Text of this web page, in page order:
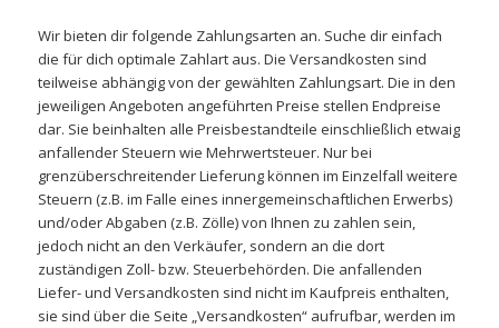
Wir bieten dir folgende Zahlungsarten an. Suche dir einfach
die für dich optimale Zahlart aus. Die Versandkosten sind
teilweise abhängig von der gewählten Zahlungsart. Die in den
jeweiligen Angeboten angeführten Preise stellen Endpreise
dar. Sie beinhalten alle Preisbestandteile einschließlich etwaig
anfallender Steuern wie Mehrwertsteuer. Nur bei
grenzüberschreitender Lieferung können im Einzelfall weitere
Steuern (z.B. im Falle eines innergemeinschaftlichen Erwerbs)
und/oder Abgaben (z.B. Zölle) von Ihnen zu zahlen sein,
jedoch nicht an den Verkäufer, sondern an die dort
zuständigen Zoll- bzw. Steuerbehörden. Die anfallenden
Liefer- und Versandkosten sind nicht im Kaufpreis enthalten,
sie sind über die Seite „Versandkosten“ aufrufbar, werden im